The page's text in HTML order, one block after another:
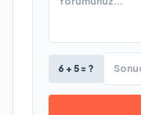
6 + 5 = ?